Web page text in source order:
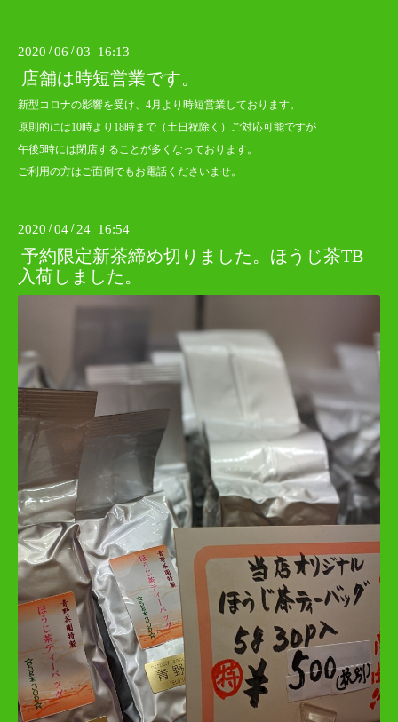
2020 /06 /03 16:13
店舗は時短営業です。
新型コロナの影響を受け、4月より時短営業しております。
原則的には10時より18時まで（土日祝除く）ご対応可能ですが
午後5時には閉店することが多くなっております。
ご利用の方はご面倒でもお電話くださいませ。
2020 /04 /24 16:54
予約限定新茶締め切りました。ほうじ茶TB
入荷しました。